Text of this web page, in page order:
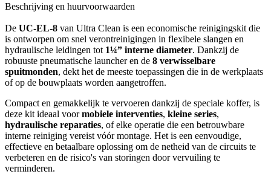
Beschrijving en huurvoorwaarden
De UC‑EL‑8 van Ultra Clean is een economische reinigingskit die
is ontworpen om snel verontreinigingen in flexibele slangen en
hydraulische leidingen tot 1¼” interne diameter. Dankzij de
robuuste pneumatische launcher en de 8 verwisselbare
spuitmonden, dekt het de meeste toepassingen die in de werkplaats
of op de bouwplaats worden aangetroffen.
Compact en gemakkelijk te vervoeren dankzij de speciale koffer, is
deze kit ideaal voormobiele interventies, kleine series,
hydraulische reparaties, of elke operatie die een betrouwbare
interne reiniging vereist vóór montage. Het is een eenvoudige,
effectieve en betaalbare oplossing om de netheid van de circuits te
verbeteren en de risico's van storingen door vervuiling te
verminderen.